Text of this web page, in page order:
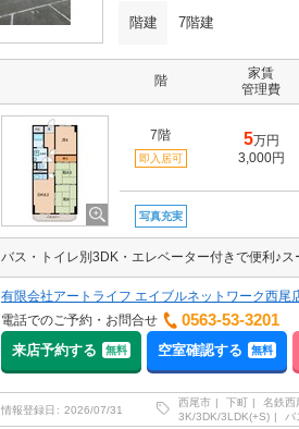
階建 7階建
階
家賃
管理費
7階
即入居可
5万円
3,000円
写真充実
バス・トイレ別3DK・エレベーター付きで便利♪ス
有限会社アートライフ エイブルネットワーク西尾
電話でのご予約・お問合せ
0563-53-3201
来店予約する 無料 空室確認する 無料
情報登録日 2026/07/31
西尾市 下町 名鉄西
3K/3DK/3LDK(+S)
バ